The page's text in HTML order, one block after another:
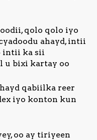
qolo qolo iyo
ahayd, intii
intii ka sii
u bixi kartay oo
qabiilka reer
iyo konton kun
oo ay tiriyeen